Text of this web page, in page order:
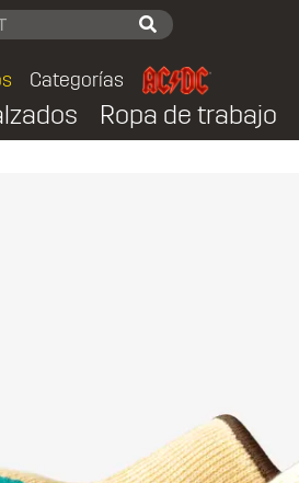
Categorías
Ropa de trabajo